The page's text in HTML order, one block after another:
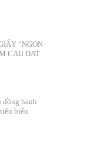
“NGON
CAU DAT
hành
biểu